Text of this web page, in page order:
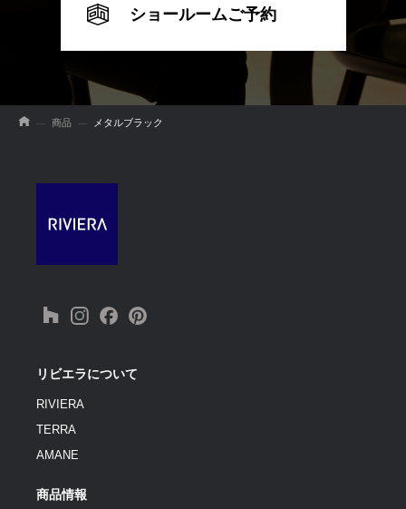
ショールームご予約
商品 メタルブラック
リビエラについて
RIVIERA
TERRA
AMANE
商品情報